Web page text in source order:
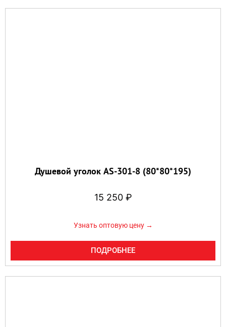
Душевой уголок AS-301-8 (80*80*195)
15 250 ₽
Узнать оптовую цену →
ПОДРОБНЕЕ